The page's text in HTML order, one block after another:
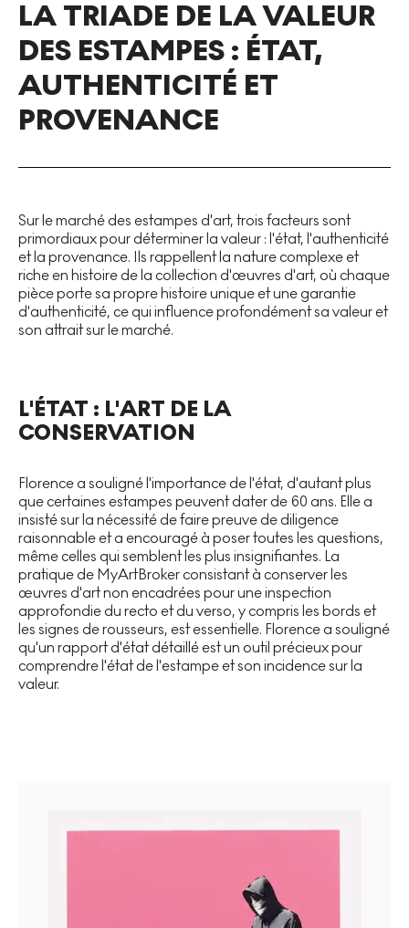
LA TRIADE DE LA VALEUR
DES ESTAMPES : ÉTAT,
AUTHENTICITÉ ET
PROVENANCE
Sur le marché des estampes d'art, trois facteurs sont
primordiaux pour déterminer la valeur : l'état, l'authenticité
et la provenance. Ils rappellent la nature complexe et
riche en histoire de la collection d'œuvres d'art, où chaque
pièce porte sa propre histoire unique et une garantie
d'authenticité, ce qui influence profondément sa valeur et
son attrait sur le marché.
L'ÉTAT : L'ART DE LA
CONSERVATION
Florence a souligné l'importance de l'état, d'autant plus
que certaines estampes peuvent dater de 60 ans. Elle a
insisté sur la nécessité de faire preuve de diligence
raisonnable et a encouragé à poser toutes les questions,
même celles qui semblent les plus insignifiantes. La
pratique de MyArtBroker consistant à conserver les
œuvres d'art non encadrées pour une inspection
approfondie du recto et du verso, y compris les bords et
les signes de rousseurs, est essentielle. Florence a souligné
qu'un rapport d'état détaillé est un outil précieux pour
comprendre l'état de l'estampe et son incidence sur la
valeur.